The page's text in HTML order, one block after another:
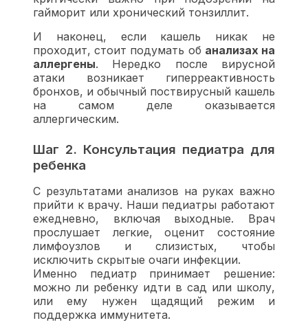
гайморит или хронический тонзиллит.
И наконец, если кашель никак не
проходит, стоит подумать об анализах на
аллергены. Нередко после вирусной
атаки возникает гиперреактивность
бронхов, и обычный поствирусный кашель
на самом деле оказывается
аллергическим.
Шаг 2. Консультация педиатра для
ребенка
С результатами анализов на руках важно
прийти к врачу. Наши педиатры работают
ежедневно, включая выходные. Врач
прослушает легкие, оценит состояние
лимфоузлов и слизистых, чтобы
исключить скрытые очаги инфекции.
Именно педиатр принимает решение:
можно ли ребенку идти в сад или школу,
или ему нужен щадящий режим и
поддержка иммунитета.